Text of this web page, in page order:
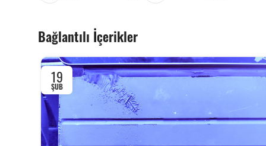
Bağlantılı İçerikler
19
ŞUB